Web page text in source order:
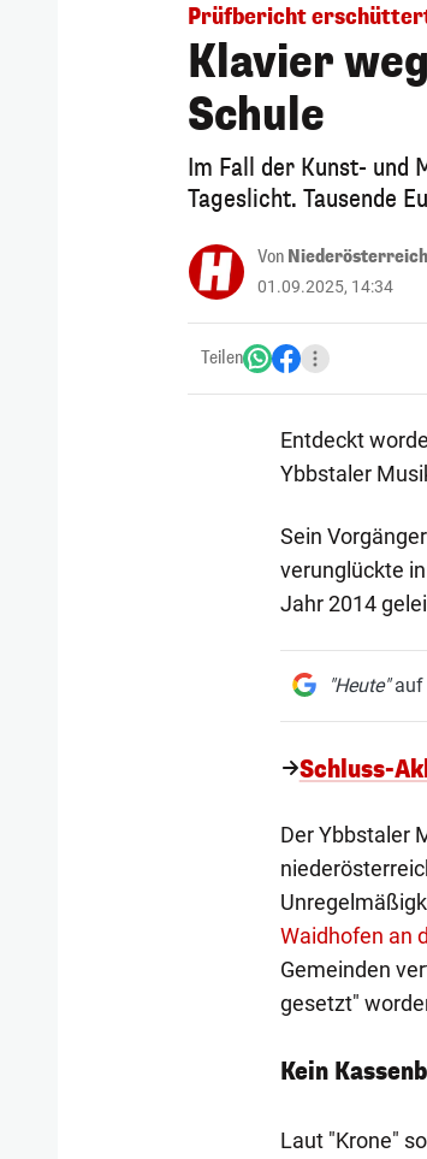
Prüfbericht
Klavier
Schule
Im Fall der Kunst- und
Tageslicht. Tausende
Von
01.09.2025, 14:34
Teilen
Entdeckt
Ybbstaler
Sein
verunglückte
Jahr 2014
"Heute"auf
Schluss-
Der Ybbstaler
Waidhofen an
Gemeinden
gesetzt"
Kein
Laut "Krone"